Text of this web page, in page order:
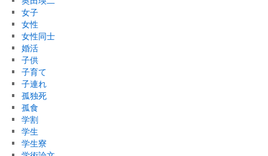
女子
女性
女性同士
婚活
子供
子育て
子連れ
孤独死
孤食
学割
学生
学生寮